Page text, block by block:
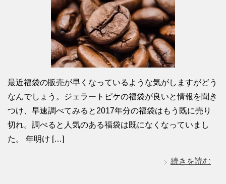
最近福袋の販売が早くなっているような気がしますがどう
なんでしょう。ジェラートピケの福袋が良いと情報を聞き
つけ、早速調べてみると2017年分の福袋はもう既に売り
切れ。調べると人気のある福袋は既になくなっていまし
た。 年明け […]
続きを読む